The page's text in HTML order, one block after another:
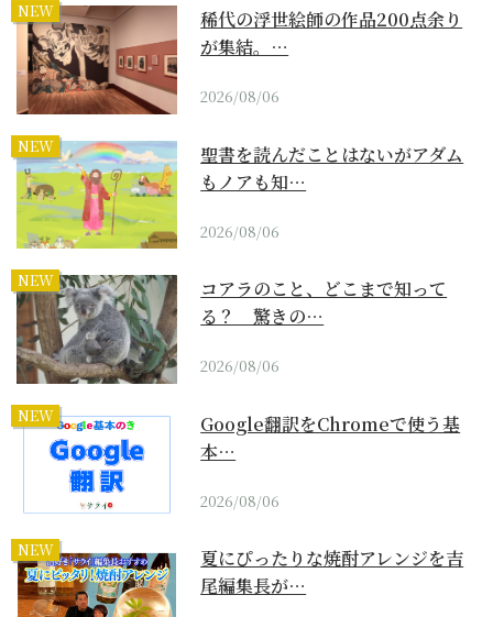
NEW
稀代の浮世絵師の作品200点余り
が集結。…
2026/08/06
NEW
聖書を読んだことはないがアダム
もノアも知…
2026/08/06
NEW
コアラのこと、どこまで知って
る？ 驚きの…
2026/08/06
NEW
Google翻訳をChromeで使う基
本…
2026/08/06
NEW
夏にぴったりな焼酎アレンジを吉
尾編集長が…